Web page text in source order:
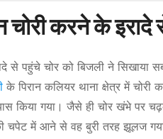
चोरी करने के
से पहुंचे चोर को ब‍िजली ने स‍िखाया
के पिरान कलियर थाना क्षेत्र में चोरी
किया गया। जैसे ही चोर खंभे
चपेट में आने से वह बुरी तरह झूलज